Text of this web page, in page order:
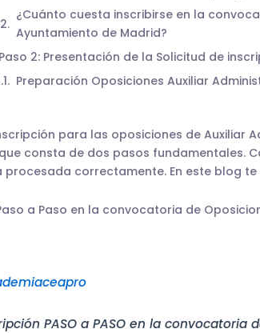
¿Cuánto cuesta inscribirse en la
Ayuntamiento de Madrid?
Paso 2: Presentación de la Solicitud de
Preparación Oposiciones Auxiliar
para las oposiciones de Auxiliar
consta de dos pasos fundamentales.
procesada correctamente. En este blog
a Paso en la convocatoria de
PASO a PASO en la convocatoria